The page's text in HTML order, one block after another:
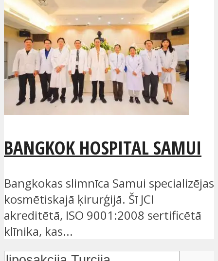
BANGKOK HOSPITAL SAMUI
Bangkokas slimnīca Samui specializējas
kosmētiskajā ķirurģijā. Šī JCI
akreditētā, ISO 9001:2008 sertificētā
klīnika, kas...